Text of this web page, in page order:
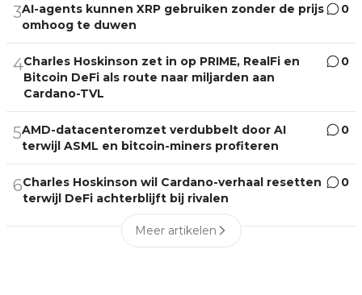
3AI-agents kunnen XRP gebruiken zonder de prijs
omhoog te duwen
0
4Charles Hoskinson zet in op PRIME, RealFi en
Bitcoin DeFi als route naar miljarden aan
Cardano-TVL
0
5AMD-datacenteromzet verdubbelt door AI
terwijl ASML en bitcoin-miners profiteren
0
6Charles Hoskinson wil Cardano-verhaal resetten
terwijl DeFi achterblijft bij rivalen
0
Meer artikelen